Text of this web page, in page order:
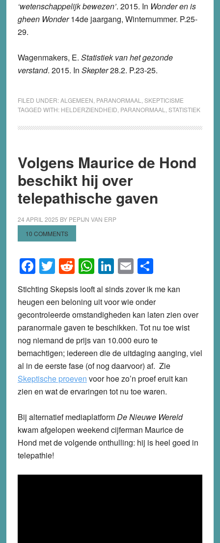
‘wetenschappelijk bewezen’. 2015. In Wonder en is
gheen Wonder14de jaargang, Winternummer. P.25-
29.
Wagenmakers, E. Statistiek van het gezonde
verstand. 2015. In Skepter28.2. P.23-25.
FILED UNDER:ALGEMEEN PARANORMAAL
SKEPTICISME
TAGGED WITH: HELDERZIENDHEID PARANORMAAL STATISTIEK
Volgens Maurice de Hond
beschikt hij over
telepathische gaven
24 APRIL 2025 BY PEPIJN VAN ERP
10 COMMENTS
Facebook
Twitter
Reddit
WhatsApp
LinkedIn
EmailShare
Stichting Skepsis looft al sinds zover ik me kan
heugen een beloning uit voor wie onder
gecontroleerde omstandigheden kan laten zien over
paranormale gaven te beschikken. Tot nu toe wist
nog niemand de prijs van 10.000 euro te
bemachtigen; iedereen die de uitdaging aanging, viel
al in de eerste fase (of nog daarvoor) af. Zie
Skeptische proeven voor hoe zo’n proef eruit kan
zien en wat de ervaringen tot nu toe waren.
Bij alternatief mediaplatformDe Nieuwe Wereld
kwam afgelopen weekend cijferman Maurice de
Hond met de volgende onthulling: hij is heel goed in
telepathie!